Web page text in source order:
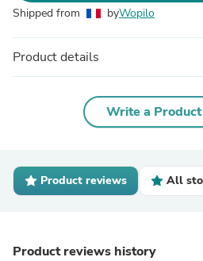
Shipped from byWopilo
Product details
Write a
Product reviews All
Product reviews history